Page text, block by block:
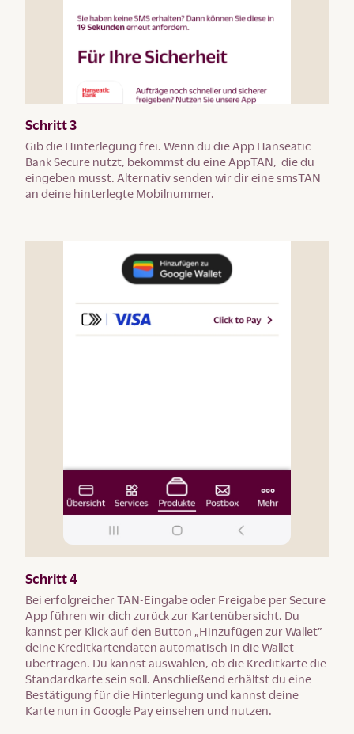
Schritt 3
Gib die Hinterlegung frei. Wenn du die App Hanseatic
Bank Secure nutzt, bekommst du eine AppTAN, die du
eingeben musst. Alternativ senden wir dir eine smsTAN
an deine hinterlegte Mobilnummer.
Schritt 4
Bei erfolgreicher TAN-Eingabe oder Freigabe per Secure
App führen wir dich zurück zur Kartenübersicht. Du
kannst per Klick auf den Button „Hinzufügen zur Wallet”
deine Kreditkartendaten automatisch in die Wallet
übertragen. Du kannst auswählen, ob die Kreditkarte die
Standardkarte sein soll. Anschließend erhältst du eine
Bestätigung für die Hinterlegung und kannst deine
Karte nun in Google Pay einsehen und nutzen.